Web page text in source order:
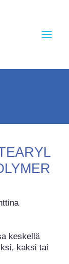
keskellä
kaksi tai